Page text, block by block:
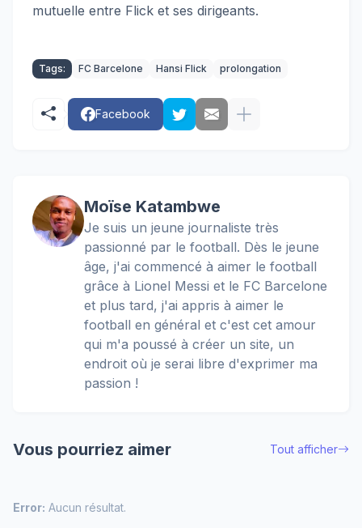
mutuelle entre Flick et ses dirigeants.
Tags: FC Barcelone Hansi Flick prolongation
Facebook
Moïse Katambwe
Je suis un jeune journaliste très
passionné par le football. Dès le jeune
âge, j'ai commencé à aimer le football
grâce à Lionel Messi et le FC Barcelone
et plus tard, j'ai appris à aimer le
football en général et c'est cet amour
qui m'a poussé à créer un site, un
endroit où je serai libre d'exprimer ma
passion !
Vous pourriez aimer Tout afficher
Error: Aucun résultat.